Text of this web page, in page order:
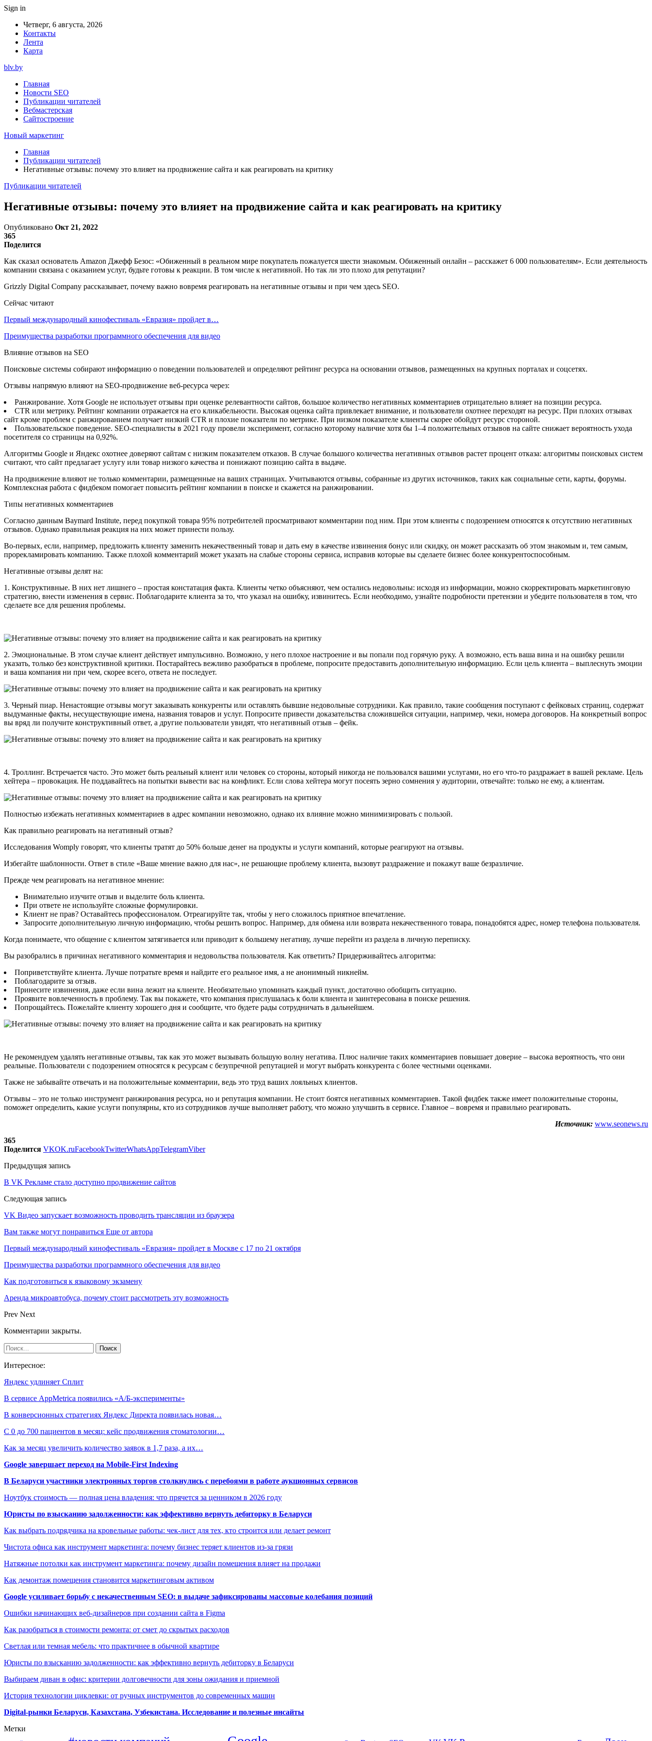
Sign in
Четверг, 6 августа, 2026
Контакты
Лента
Карта
blv.by
Главная
Новости SEO
Публикации читателей
Вебмастерская
Сайтостроение
Новый маркетинг
Главная
Публикации читателей
Негативные отзывы: почему это влияет на продвижение сайта и как реагировать на критику
Публикации читателей
Негативные отзывы: почему это влияет на продвижение сайта и как реагировать на критику
Опубликовано Окт 21, 2022
365
Поделится
Как сказал основатель Amazon Джефф Безос: «Обиженный в реальном мире покупатель пожалуется шести знакомым. Обиженный онлайн – расскажет 6 000 пользователям». Если деятельность
компании связана с оказанием услуг, будьте готовы к реакции. В том числе к негативной. Но так ли это плохо для репутации?
Grizzly Digital Company рассказывает, почему важно вовремя реагировать на негативные отзывы и при чем здесь SEO.
Сейчас читают
Первый международный кинофестиваль «Евразия» пройдет в…
Преимущества разработки программного обеспечения для видео
Влияние отзывов на SEO
Поисковые системы собирают информацию о поведении пользователей и определяют рейтинг ресурса на основании отзывов, размещенных на крупных порталах и соцсетях.
Отзывы напрямую влияют на SEO-продвижение веб-ресурса через:
Ранжирование. Хотя Google не использует отзывы при оценке релевантности сайтов, большое количество негативных комментариев отрицательно влияет на позиции ресурса.
CTR или метрику. Рейтинг компании отражается на его кликабельности. Высокая оценка сайта привлекает внимание, и пользователи охотнее переходят на ресурс. При плохих отзывах
сайт кроме проблем с ранжированием получает низкий CTR и плохие показатели по метрике. При низком показателе клиенты скорее обойдут ресурс стороной.
Пользовательское поведение. SEO-специалисты в 2021 году провели эксперимент, согласно которому наличие хотя бы 1–4 положительных отзывов на сайте снижает вероятность ухода
посетителя со страницы на 0,92%.
Алгоритмы Google и Яндекс охотнее доверяют сайтам с низким показателем отказов. В случае большого количества негативных отзывов растет процент отказа: алгоритмы поисковых систем
считают, что сайт предлагает услугу или товар низкого качества и понижают позицию сайта в выдаче.
На продвижение влияют не только комментарии, размещенные на ваших страницах. Учитываются отзывы, собранные из других источников, таких как социальные сети, карты, форумы.
Комплексная работа с фидбеком помогает повысить рейтинг компании в поиске и скажется на ранжировании.
Типы негативных комментариев
Согласно данным Baymard Institute, перед покупкой товара 95% потребителей просматривают комментарии под ним. При этом клиенты с подозрением относятся к отсутствию негативных
отзывов. Однако правильная реакция на них может принести пользу.
Во-первых, если, например, предложить клиенту заменить некачественный товар и дать ему в качестве извинения бонус или скидку, он может рассказать об этом знакомым и, тем самым,
прорекламировать компанию. Также плохой комментарий может указать на слабые стороны сервиса, исправив которые вы сделаете бизнес более конкурентоспособным.
Негативные отзывы делят на:
1. Конструктивные. В них нет лишнего – простая констатация факта. Клиенты четко объясняют, чем остались недовольны: исходя из информации, можно скорректировать маркетинговую
стратегию, внести изменения в сервис. Поблагодарите клиента за то, что указал на ошибку, извинитесь. Если необходимо, узнайте подробности претензии и убедите пользователя в том, что
сделаете все для решения проблемы.
2. Эмоциональные. В этом случае клиент действует импульсивно. Возможно, у него плохое настроение и вы попали под горячую руку. А возможно, есть ваша вина и на ошибку решили
указать, только без конструктивной критики. Постарайтесь вежливо разобраться в проблеме, попросите предоставить дополнительную информацию. Если цель клиента – выплеснуть эмоции
и ваша компания ни при чем, скорее всего, ответа не последует.
3. Черный пиар. Ненастоящие отзывы могут заказывать конкуренты или оставлять бывшие недовольные сотрудники. Как правило, такие сообщения поступают с фейковых страниц, содержат
выдуманные факты, несуществующие имена, названия товаров и услуг. Попросите привести доказательства сложившейся ситуации, например, чеки, номера договоров. На конкретный вопрос
вы вряд ли получите конструктивный ответ, а другие пользователи увидят, что негативный отзыв – фейк.
4. Троллинг. Встречается часто. Это может быть реальный клиент или человек со стороны, который никогда не пользовался вашими услугами, но его что-то раздражает в вашей рекламе. Цель
хейтера – провокация. Не поддавайтесь на попытки вывести вас на конфликт. Если слова хейтера могут посеять зерно сомнения у аудитории, отвечайте: только не ему, а клиентам.
Полностью избежать негативных комментариев в адрес компании невозможно, однако их влияние можно минимизировать с пользой.
Как правильно реагировать на негативный отзыв?
Исследования Womply говорят, что клиенты тратят до 50% больше денег на продукты и услуги компаний, которые реагируют на отзывы.
Избегайте шаблонности. Ответ в стиле «Ваше мнение важно для нас», не решающие проблему клиента, вызовут раздражение и покажут ваше безразличие.
Прежде чем реагировать на негативное мнение:
Внимательно изучите отзыв и выделите боль клиента.
При ответе не используйте сложные формулировки.
Клиент не прав? Оставайтесь профессионалом. Отреагируйте так, чтобы у него сложилось приятное впечатление.
Запросите дополнительную личную информацию, чтобы решить вопрос. Например, для обмена или возврата некачественного товара, понадобятся адрес, номер телефона пользователя.
Когда понимаете, что общение с клиентом затягивается или приводит к большему негативу, лучше перейти из раздела в личную переписку.
Вы разобрались в причинах негативного комментария и недовольства пользователя. Как ответить? Придерживайтесь алгоритма:
Поприветствуйте клиента. Лучше потратьте время и найдите его реальное имя, а не анонимный никнейм.
Поблагодарите за отзыв.
Принесите извинения, даже если вина лежит на клиенте. Необязательно упоминать каждый пункт, достаточно обобщить ситуацию.
Проявите вовлеченность в проблему. Так вы покажете, что компания прислушалась к боли клиента и заинтересована в поиске решения.
Попрощайтесь. Пожелайте клиенту хорошего дня и сообщите, что будете рады сотрудничать в дальнейшем.
Не рекомендуем удалять негативные отзывы, так как это может вызывать большую волну негатива. Плюс наличие таких комментариев повышает доверие – высока вероятность, что они
реальные. Пользователи с подозрением относятся к ресурсам с безупречной репутацией и могут выбрать конкурента с более честными оценками.
Также не забывайте отвечать и на положительные комментарии, ведь это труд ваших лояльных клиентов.
Отзывы – это не только инструмент ранжирования ресурса, но и репутация компании. Не стоит боятся негативных комментариев. Такой фидбек также имеет положительные стороны,
поможет определить, какие услуги популярны, кто из сотрудников лучше выполняет работу, что можно улучшить в сервисе. Главное – вовремя и правильно реагировать.
Источник: www.seonews.ru
365
Поделится VKOK.ruFacebookTwitterWhatsAppTelegramViber
Предыдущая запись
В VK Рекламе стало доступно продвижение сайтов
Следующая запись
VK Видео запускает возможность проводить трансляции из браузера
Вам также могут понравиться Еще от автора
Первый международный кинофестиваль «Евразия» пройдет в Москве с 17 по 21 октября
Преимущества разработки программного обеспечения для видео
Как подготовиться к языковому экзамену
Аренда микроавтобуса, почему стоит рассмотреть эту возможность
Prev Next
Комментарии закрыты.
Интересное:
Яндекс удлиняет Сплит
В сервисе AppMetrica появились «А/Б-эксперименты»
В конверсионных стратегиях Яндекс Директа появилась новая…
С 0 до 700 пациентов в месяц: кейс продвижения стоматологии…
Как за месяц увеличить количество заявок в 1,7 раза, а их…
Google завершает переход на Mobile-First Indexing
В Беларуси участники электронных торгов столкнулись с перебоями в работе аукционных сервисов
Ноутбук стоимость — полная цена владения: что прячется за ценником в 2026 году
Юристы по взысканию задолженности: как эффективно вернуть дебиторку в Беларуси
Как выбрать подрядчика на кровельные работы: чек-лист для тех, кто строится или делает ремонт
Чистота офиса как инструмент маркетинга: почему бизнес теряет клиентов из-за грязи
Натяжные потолки как инструмент маркетинга: почему дизайн помещения влияет на продажи
Как демонтаж помещения становится маркетинговым активом
Google усиливает борьбу с некачественным SEO: в выдаче зафиксированы массовые колебания позиций
Ошибки начинающих веб-дизайнеров при создании сайта в Figma
Как разобраться в стоимости ремонта: от смет до скрытых расходов
Светлая или темная мебель: что практичнее в обычной квартире
Юристы по взысканию задолженности: как эффективно вернуть дебиторку в Беларуси
Выбираем диван в офис: критерии долговечности для зоны ожидания и приемной
История технологии циклевки: от ручных инструментов до современных машин
Digital-рынки Беларуси, Казахстана, Узбекистана. Исследование и полезные инсайты
Метки